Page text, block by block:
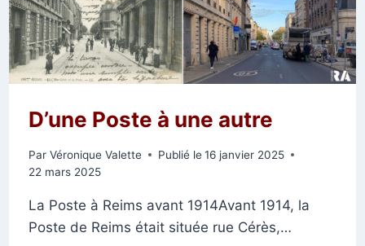
DE
LA
RUE
DE
NANTEUIL
D’une Poste à une autre
Par Véronique Valette Publié le 16 janvier 2025
22 mars 2025
La Poste à Reims avant 1914Avant 1914, la
Poste de Reims était située rue Cérès,…